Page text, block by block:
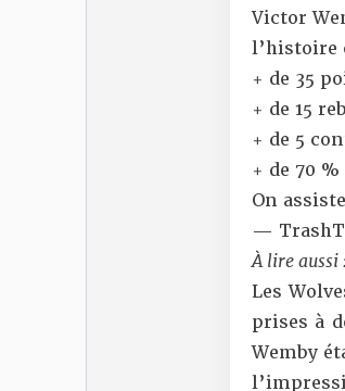
Victor
l’histoire
+ de 35
+ de 15
+ de 5
+ de 70
On
—
À lire aussi
Les
prises à
Wemby